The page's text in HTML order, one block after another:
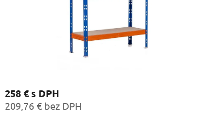
258 €s DPH
209,76 € bez DPH